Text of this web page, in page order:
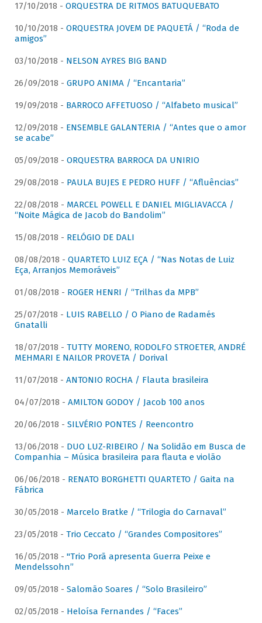
17/10/2018 - ORQUESTRA DE RITMOS BATUQUEBATO
10/10/2018 - ORQUESTRA JOVEM DE PAQUETÁ / “Roda de
amigos”
03/10/2018 - NELSON AYRES BIG BAND
26/09/2018 - GRUPO ANIMA / “Encantaria”
19/09/2018 - BARROCO AFFETUOSO / “Alfabeto musical”
12/09/2018 - ENSEMBLE GALANTERIA / “Antes que o amor
se acabe”
05/09/2018 - ORQUESTRA BARROCA DA UNIRIO
29/08/2018 - PAULA BUJES E PEDRO HUFF / “Afluências”
22/08/2018 - MARCEL POWELL E DANIEL MIGLIAVACCA /
“Noite Mágica de Jacob do Bandolim”
15/08/2018 - RELÓGIO DE DALI
08/08/2018 - QUARTETO LUIZ EÇA / “Nas Notas de Luiz
Eça, Arranjos Memoráveis”
01/08/2018 - ROGER HENRI / “Trilhas da MPB”
25/07/2018 - LUIS RABELLO / O Piano de Radamés
Gnatalli
18/07/2018 - TUTTY MORENO, RODOLFO STROETER, ANDRÉ
MEHMARI E NAILOR PROVETA / Dorival
11/07/2018 - ANTONIO ROCHA / Flauta brasileira
04/07/2018 - AMILTON GODOY / Jacob 100 anos
20/06/2018 - SILVÉRIO PONTES / Reencontro
13/06/2018 - DUO LUZ-RIBEIRO / Na Solidão em Busca de
Companhia – Música brasileira para flauta e violão
06/06/2018 - RENATO BORGHETTI QUARTETO / Gaita na
Fábrica
30/05/2018 - Marcelo Bratke / “Trilogia do Carnaval”
23/05/2018 - Trio Ceccato / “Grandes Compositores”
16/05/2018 - "Trio Porã apresenta Guerra Peixe e
Mendelssohn”
09/05/2018 - Salomão Soares / “Solo Brasileiro”
02/05/2018 - Heloísa Fernandes / “Faces”